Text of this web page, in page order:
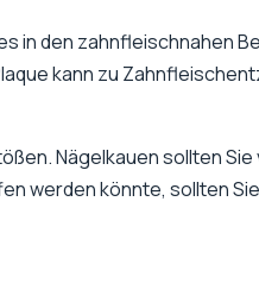
in den zahnfleischnahen
kann zu
Nägelkauen sollten Sie
werden könnte, sollten